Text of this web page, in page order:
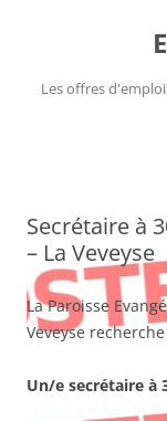
Les offres
Secrétaire à
– La Veveyse
La Paroisse
Veveyse recherche
Un/e secrétaire à